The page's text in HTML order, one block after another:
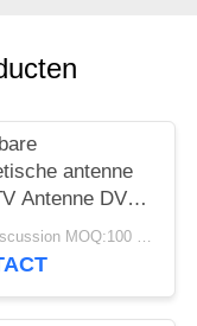
antenne
Antenne DVB-
Camper
Price Discussion MOQ:100 stuks